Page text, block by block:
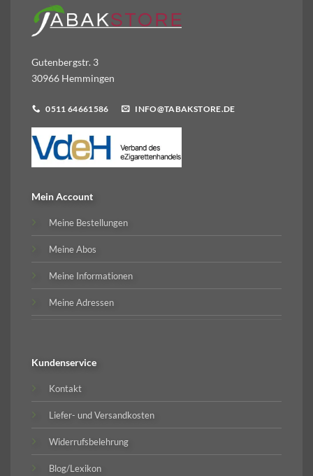
Gutenbergstr. 3
30966 Hemmingen
0511 64661586 INFO@TABAKSTORE.DE
Mein Account
Meine Bestellungen
Meine Abos
Meine Informationen
Meine Adressen
Kundenservice
Kontakt
Liefer- und Versandkosten
Widerrufsbelehrung
Blog/Lexikon